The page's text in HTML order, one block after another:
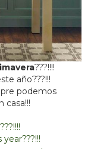
???!!!!
año???!!!
podemos
casa!!!
year???!!!